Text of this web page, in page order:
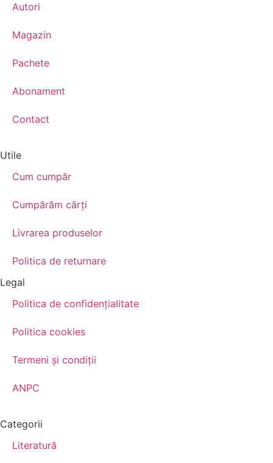
Autori
Magazin
Pachete
Abonament
Contact
Utile
Cum cumpăr
Cumpărăm cărţi
Livrarea produselor
Politica de returnare
Legal
Politica de confidenţialitate
Politica cookies
Termeni şi condiţii
ANPC
Categorii
Literatură